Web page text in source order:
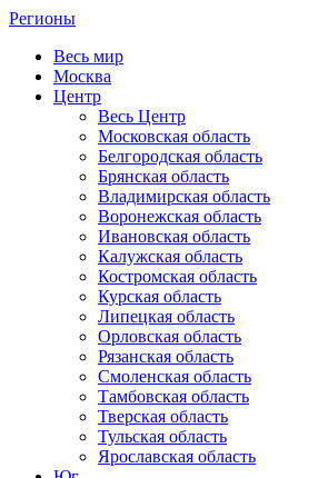
Регионы
Весь мир
Москва
Центр
Весь Центр
Московская область
Белгородская область
Брянская область
Владимирская область
Воронежская область
Ивановская область
Калужская область
Костромская область
Курская область
Липецкая область
Орловская область
Рязанская область
Смоленская область
Тамбовская область
Тверская область
Тульская область
Ярославская область